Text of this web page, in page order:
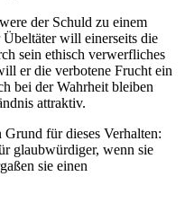
der Schuld zu einem
will einerseits die
sein ethisch verwerfliches
er die verbotene Frucht ein
bei der Wahrheit bleiben
attraktiv.
für dieses Verhalten:
glaubwürdiger, wenn sie
sie einen